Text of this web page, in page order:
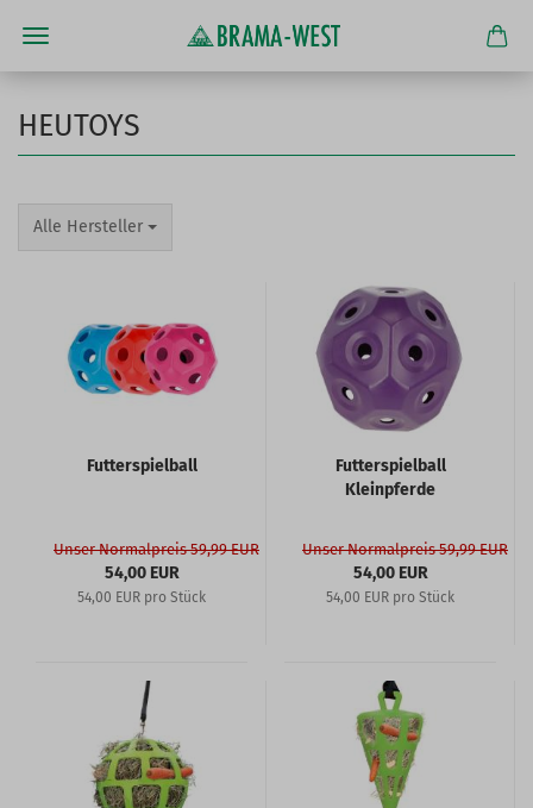
HEUTOYS
Alle Hersteller
Futterspielball
Unser Normalpreis 59,99 EUR
54,00 EUR
54,00 EUR pro Stück
Futterspielball
Kleinpferde
Unser Normalpreis 59,99 EUR
54,00 EUR
54,00 EUR pro Stück